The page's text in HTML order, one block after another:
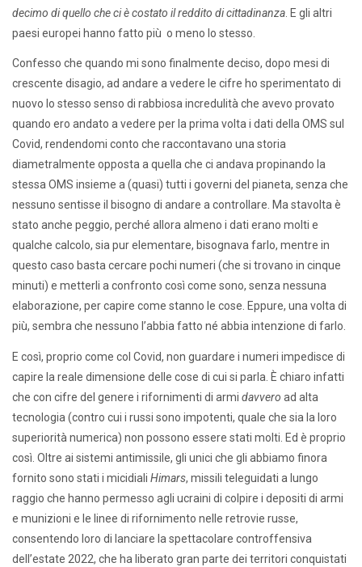
decimo di quello che ci è costato il reddito di cittadinanza . E gli altri
paesi europei hanno fatto più o meno lo stesso.
Confesso che quando mi sono finalmente deciso, dopo mesi di
crescente disagio, ad andare a vedere le cifre ho sperimentato di
nuovo lo stesso senso di rabbiosa incredulità che avevo provato
quando ero andato a vedere per la prima volta i dati della OMS sul
Covid, rendendomi conto che raccontavano una storia
diametralmente opposta a quella che ci andava propinando la
stessa OMS insieme a (quasi) tutti i governi del pianeta, senza che
nessuno sentisse il bisogno di andare a controllare. Ma stavolta è
stato anche peggio, perché allora almeno i dati erano molti e
qualche calcolo, sia pur elementare, bisognava farlo, mentre in
questo caso basta cercare pochi numeri (che si trovano in cinque
minuti) e metterli a confronto così come sono, senza nessuna
elaborazione, per capire come stanno le cose. Eppure, una volta di
più, sembra che nessuno l’abbia fatto né abbia intenzione di farlo.
E così, proprio come col Covid, non guardare i numeri impedisce di
capire la reale dimensione delle cose di cui si parla. È chiaro infatti
che con cifre del genere i rifornimenti di armi davvero ad alta
tecnologia (contro cui i russi sono impotenti, quale che sia la loro
superiorità numerica) non possono essere stati molti. Ed è proprio
così. Oltre ai sistemi antimissile, gli unici che gli abbiamo finora
fornito sono stati i micidiali Himars, missili teleguidati a lungo
raggio che hanno permesso agli ucraini di colpire i depositi di armi
e munizioni e le linee di rifornimento nelle retrovie russe,
consentendo loro di lanciare la spettacolare controffensiva
dell’estate 2022, che ha liberato gran parte dei territori conquistati